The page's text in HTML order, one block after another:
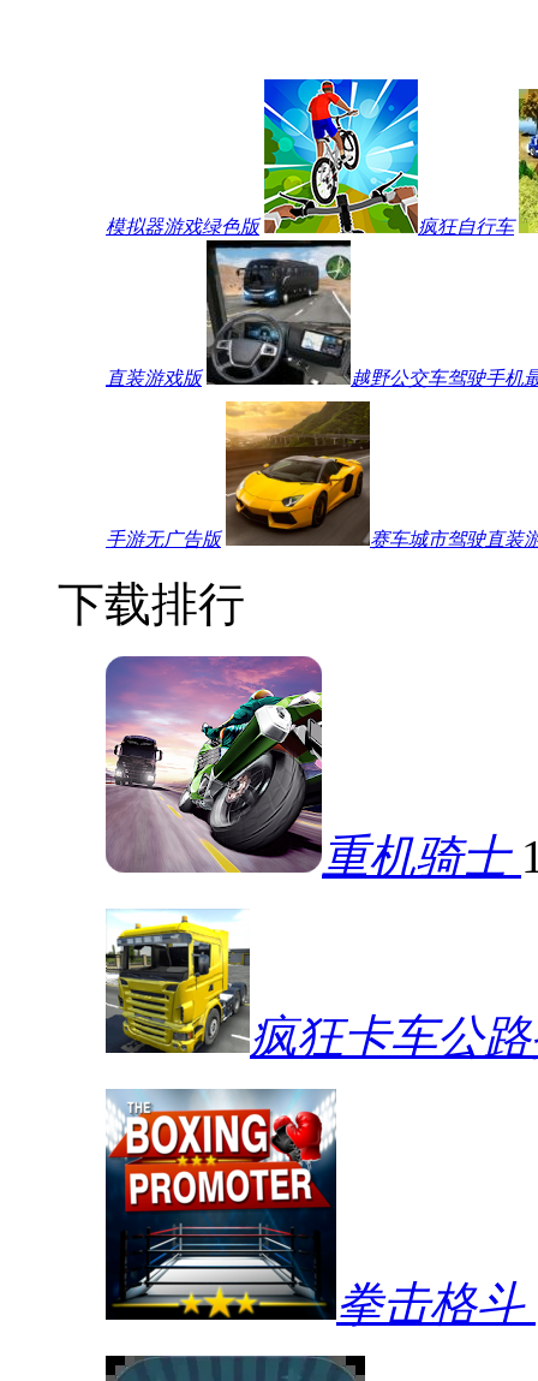
模拟器游戏绿色版 疯狂自行车
直装游戏版 越野公交车驾驶手机
手游无广告版 赛车城市驾驶直装
下载排行
重机骑士
疯狂卡车公
拳击格斗